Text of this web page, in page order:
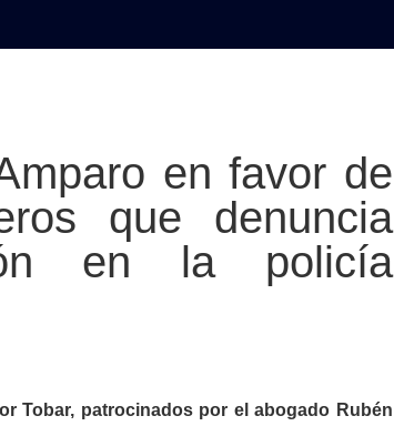
en favor de
que denuncia
en la policía
Tobar, patrocinados por el abogado Rubén